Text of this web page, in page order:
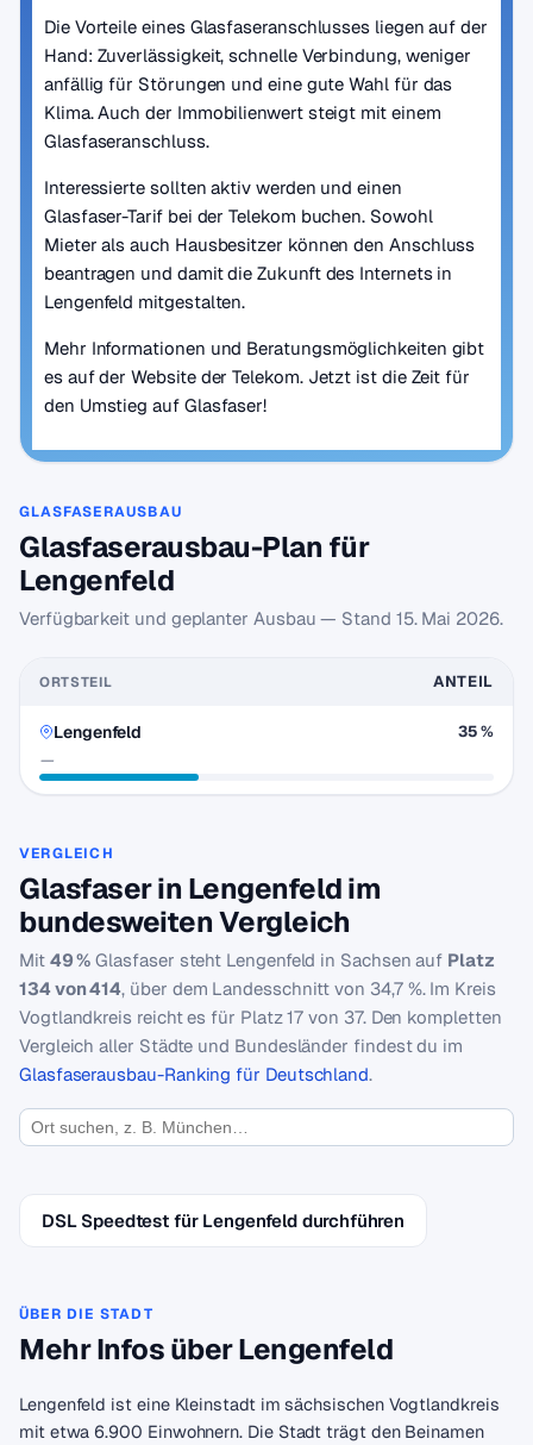
Die Vorteile eines Glasfaseranschlusses liegen auf der
Hand: Zuverlässigkeit, schnelle Verbindung, weniger
anfällig für Störungen und eine gute Wahl für das
Klima. Auch der Immobilienwert steigt mit einem
Glasfaseranschluss.
Interessierte sollten aktiv werden und einen
Glasfaser-Tarif bei der Telekom buchen. Sowohl
Mieter als auch Hausbesitzer können den Anschluss
beantragen und damit die Zukunft des Internets in
Lengenfeld mitgestalten.
Mehr Informationen und Beratungsmöglichkeiten gibt
es auf der Website der Telekom. Jetzt ist die Zeit für
den Umstieg auf Glasfaser!
GLASFASERAUSBAU
Glasfaserausbau-Plan für
Lengenfeld
Verfügbarkeit und geplanter Ausbau — Stand 15. Mai 2026.
ORTSTEIL ANTEIL
Lengenfeld
—
35 %
VERGLEICH
Glasfaser in Lengenfeld im
bundesweiten Vergleich
Mit 49 % Glasfaser steht Lengenfeld in Sachsen auf Platz
134 von 414, über dem Landesschnitt von 34,7 %. Im Kreis
Vogtlandkreis reicht es für Platz 17 von 37. Den kompletten
Vergleich aller Städte und Bundesländer findest du im
Glasfaserausbau-Ranking für Deutschland.
DSL Speedtest für Lengenfeld durchführen
ÜBER DIE STADT
Mehr Infos über Lengenfeld
Lengenfeld ist eine Kleinstadt im sächsischen Vogtlandkreis
mit etwa 6.900 Einwohnern. Die Stadt trägt den Beinamen